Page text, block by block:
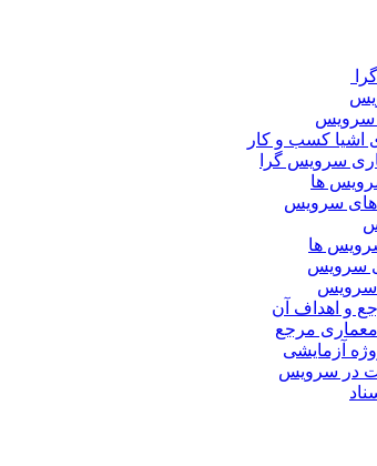
سرویس
اشیا کسب و کار
سرویس گرا
ها
سرویس
ها
سرویس
سرویس
و اهداف آن
معماری مرجع
آزمایشی
در سرویس